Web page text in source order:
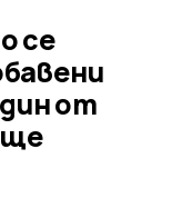
се
от